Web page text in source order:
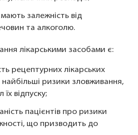
залежність від
та алкоголю.
лікарськими засобами є:
рецептурних лікарських
найбільші ризики зловживання,
відпуску;
пацієнтів про ризики
що призводить до